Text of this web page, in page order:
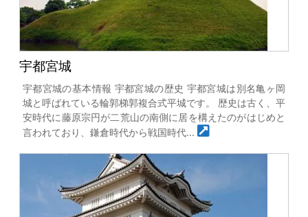
宇都宮城
宇都宮城の基本情報 宇都宮城の歴史 宇都宮城は別名亀ヶ岡
城と呼ばれている輪郭梯郭複合式平城です。 歴史は古く、平
安時代に藤原宗円が二荒山の南側に居を構えたのがはじめと
言われており、鎌倉時代から戦国時代…